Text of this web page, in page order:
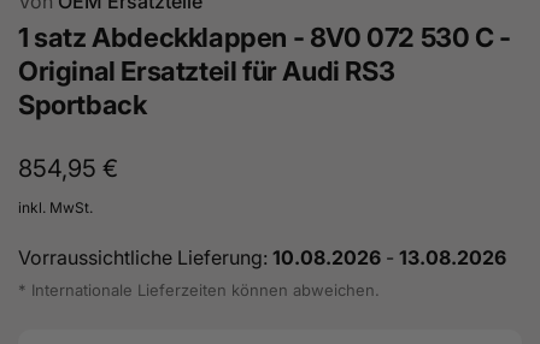
1 satz Abdeckklappen - 8V0 072 530 C -
Original Ersatzteil für Audi RS3
Sportback
Normaler
Preis
854,95 €
inkl. MwSt.
Vorraussichtliche Lieferung: 10.08.2026 - 13.08.2026
* Internationale Lieferzeiten können abweichen.